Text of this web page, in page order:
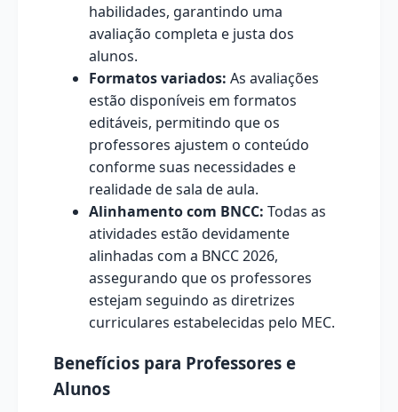
habilidades, garantindo uma
avaliação completa e justa dos
alunos.
Formatos variados: As avaliações
estão disponíveis em formatos
editáveis, permitindo que os
professores ajustem o conteúdo
conforme suas necessidades e
realidade de sala de aula.
Alinhamento com BNCC: Todas as
atividades estão devidamente
alinhadas com a BNCC 2026,
assegurando que os professores
estejam seguindo as diretrizes
curriculares estabelecidas pelo MEC.
Benefícios para Professores e
Alunos